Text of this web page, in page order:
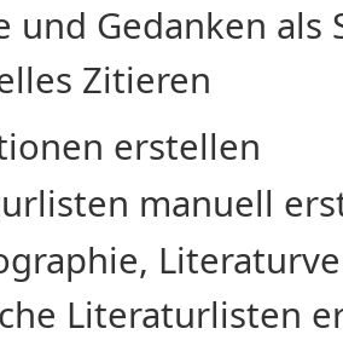
und Gedanken als
Zitieren
erstellen
manuell
Literaturlisten